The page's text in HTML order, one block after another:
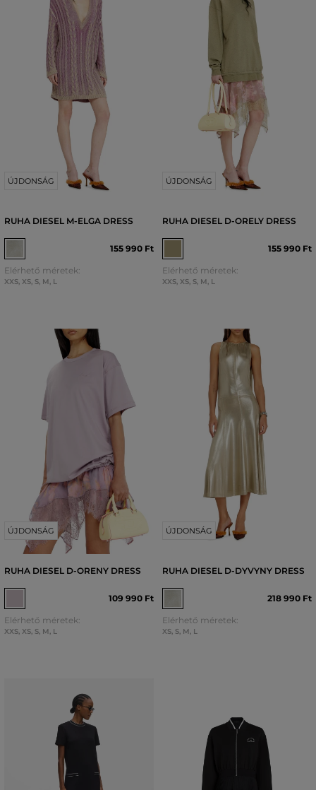
ÚJDONSÁG
RUHA DIESEL M-ELGA DRESS
155 990 Ft
Elérhető méretek:
XXS, XS, S, M, L
ÚJDONSÁG
RUHA DIESEL D-ORELY DRESS
155 990 Ft
Elérhető méretek:
XXS, XS, S, M, L
ÚJDONSÁG
RUHA DIESEL D-ORENY DRESS
109 990 Ft
Elérhető méretek:
XXS, XS, S, M, L
ÚJDONSÁG
RUHA DIESEL D-DYVYNY DRESS
218 990 Ft
Elérhető méretek:
XS, S, M, L